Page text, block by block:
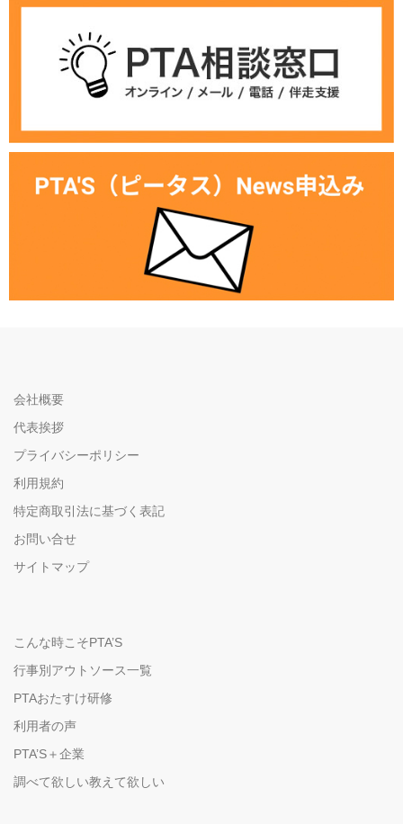
会社概要
代表挨拶
プライバシーポリシー
利用規約
特定商取引法に基づく表記
お問い合せ
サイトマップ
こんな時こそPTA’S
行事別アウトソース一覧
PTAおたすけ研修
利用者の声
PTA’S＋企業
調べて欲しい教えて欲しい